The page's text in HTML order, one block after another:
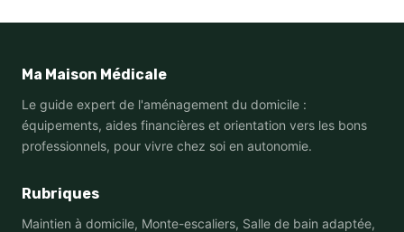
Ma Maison Médicale
Le guide expert de l'aménagement du domicile :
équipements, aides financières et orientation vers les bons
professionnels, pour vivre chez soi en autonomie.
Rubriques
Maintien à domicile, Monte-escaliers, Salle de bain adaptée,